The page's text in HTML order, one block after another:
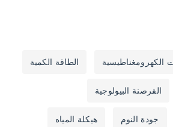
الكهرومغناطيسية الطاقة الكمية
القرصنة البيولوجية
جودة النوم هيكلة المياه